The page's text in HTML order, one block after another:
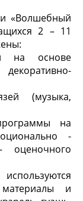
«Волшебный
2 – 11
на основе
(музыка,
на
-
оценочного
материалы и